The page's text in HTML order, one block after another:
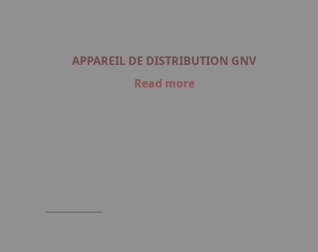
APPAREIL DE DISTRIBUTION GNV
Read more